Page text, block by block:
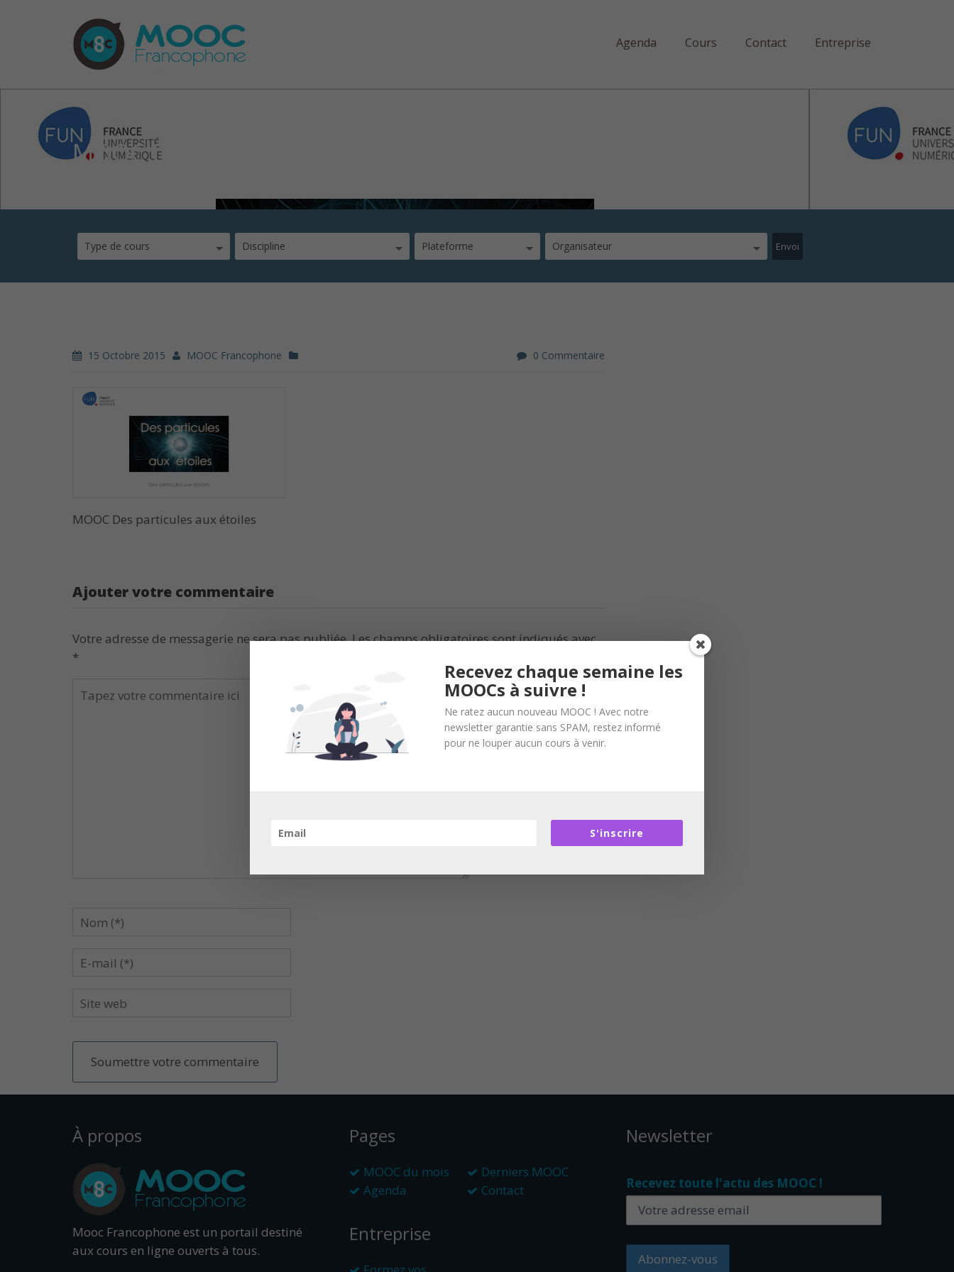
Agenda Cours Contact Entreprise
MOOC Des particules aux étoiles
Type de cours Discipline Plateforme Organisateur
15 Octobre 2015 MOOC Francophone 0 Commentaire
MOOC Des particules aux étoiles
Ajouter votre commentaire
Votre adresse de messagerie ne sera pas publiée.Les champs obligatoires sont indiqués avec
*
À propos
Mooc Francophone est un portail destiné
aux cours en ligne ouverts à tous.
Pages
MOOC du mois
Derniers MOOC
Agenda
Contact
Entreprise
Newsletter
Recevez toute l'actu des MOOC !
Recevez chaque semaine les
MOOCs à suivre !
Ne ratez aucun nouveau MOOC ! Avec notre
newsletter garantie sans SPAM, restez informé
pour ne louper aucun cours à venir.
S'inscrire